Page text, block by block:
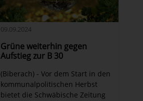
09.09.2024
Grüne weiterhin gegen
Aufstieg zur B 30
(Biberach) - Vor dem Start in den
kommunalpolitischen Herbst
bietet die Schwäbische Zeitung